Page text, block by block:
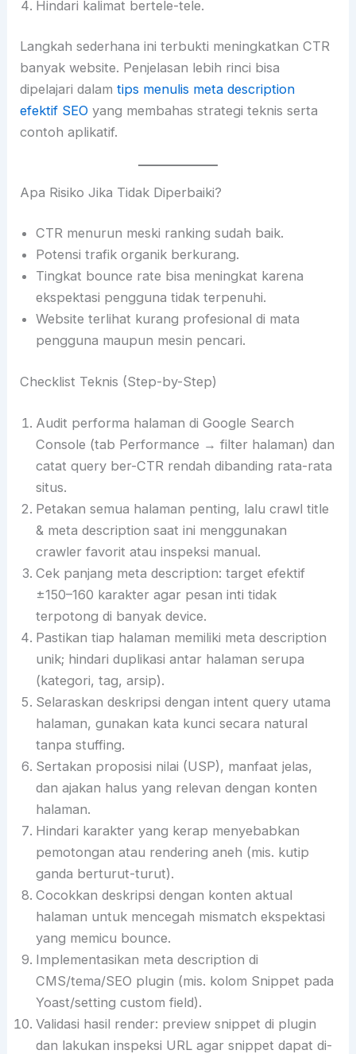
Hindari kalimat bertele-tele.
Langkah sederhana ini terbukti meningkatkan CTR
banyak website. Penjelasan lebih rinci bisa
dipelajari dalamtips menulis meta description
efektif SEO yang membahas strategi teknis serta
contoh aplikatif.
Apa Risiko Jika Tidak Diperbaiki?
CTR menurun meski ranking sudah baik.
Potensi trafik organik berkurang.
Tingkat bounce rate bisa meningkat karena
ekspektasi pengguna tidak terpenuhi.
Website terlihat kurang profesional di mata
pengguna maupun mesin pencari.
Checklist Teknis (Step-by-Step)
Audit performa halaman di Google Search
Console (tab Performance → filter halaman) dan
catat query ber-CTR rendah dibanding rata-rata
situs.
Petakan semua halaman penting, lalu crawl title
& meta description saat ini menggunakan
crawler favorit atau inspeksi manual.
Cek panjang meta description: target efektif
±150–160 karakter agar pesan inti tidak
terpotong di banyak device.
Pastikan tiap halaman memiliki meta description
unik; hindari duplikasi antar halaman serupa
(kategori, tag, arsip).
Selaraskan deskripsi dengan intent query utama
halaman, gunakan kata kunci secara natural
tanpa stuffing.
Sertakan proposisi nilai (USP), manfaat jelas,
dan ajakan halus yang relevan dengan konten
halaman.
Hindari karakter yang kerap menyebabkan
pemotongan atau rendering aneh (mis. kutip
ganda berturut-turut).
Cocokkan deskripsi dengan konten aktual
halaman untuk mencegah mismatch ekspektasi
yang memicu bounce.
Implementasikan meta description di
CMS/tema/SEO plugin (mis. kolom Snippet pada
Yoast/setting custom field).
Validasi hasil render: preview snippet di plugin
dan lakukan inspeksi URL agar snippet dapat di-